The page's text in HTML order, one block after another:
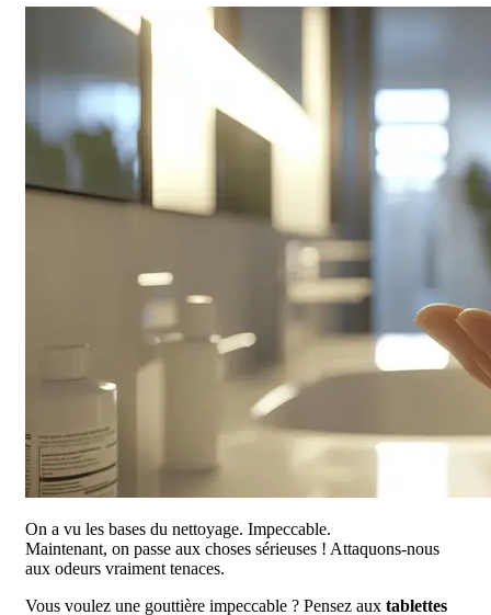
On a vu les bases du nettoyage. Impeccable.
Maintenant, on passe aux choses sérieuses ! Attaquons-nous
aux odeurs vraiment tenaces.
Vous voulez une gouttière impeccable ? Pensez aux tablettes